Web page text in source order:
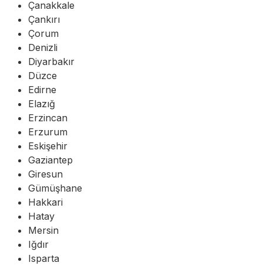
Çanakkale
Çankırı
Çorum
Denizli
Diyarbakır
Düzce
Edirne
Elazığ
Erzincan
Erzurum
Eskişehir
Gaziantep
Giresun
Gümüşhane
Hakkari
Hatay
Mersin
Iğdır
Isparta